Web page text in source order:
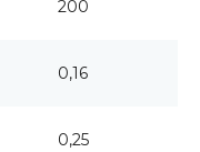
200
0,16
0,25